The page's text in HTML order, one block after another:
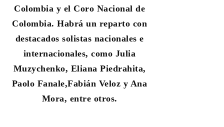
Colombia y el Coro Nacional de
Colombia.Habrá un reparto con
destacados solistas nacionales e
internacionales, como Julia
Muzychenko, Eliana Piedrahita,
Paolo Fanale,Fabián Veloz y Ana
Mora, entre otros.